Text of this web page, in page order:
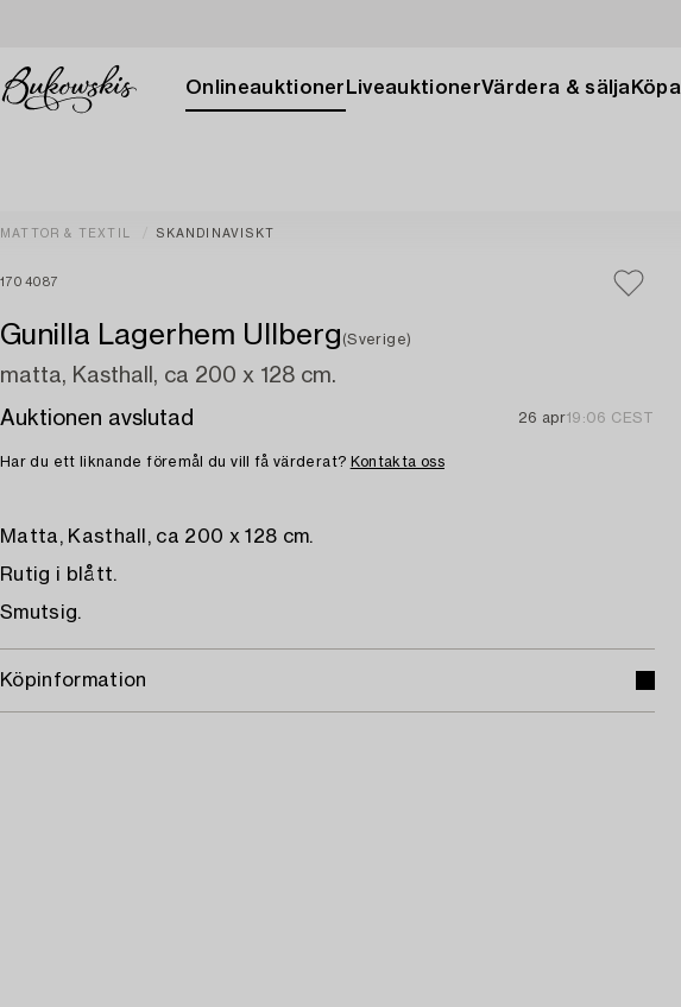
Onlineauktioner LiveauktionerVärdera & sälja Köpa
MATTOR & TEXTIL SKANDINAVISKT
1704087
Gunilla Lagerhem Ullberg (Sverige)
matta, Kasthall, ca 200 x 128 cm.
Auktionen avslutad
26 apr19:06 CEST
Har du ett liknande föremål du vill få värderat? Kontakta oss
Matta, Kasthall, ca 200 x 128 cm.
Rutig i blått.
Smutsig.
Köpinformation